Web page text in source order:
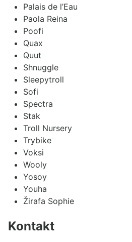
Palais de l’Eau
Paola Reina
Poofi
Quax
Quut
Shnuggle
Sleepytroll
Sofi
Spectra
Stak
Troll Nursery
Trybike
Voksi
Wooly
Yosoy
Youha
Žirafa Sophie
Kontakt